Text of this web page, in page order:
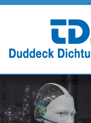
Zum Inhalt springen